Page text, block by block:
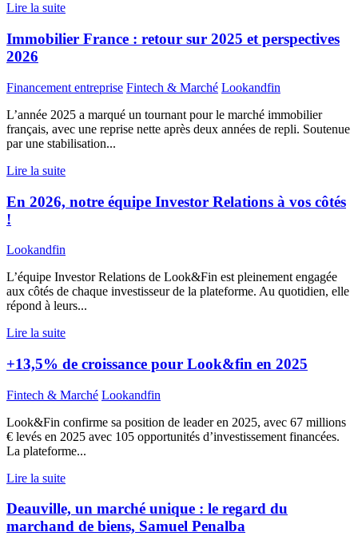
Lire la suite
Immobilier France : retour sur 2025 et perspectives
2026
Financement entreprise Fintech & Marché Lookandfin
L’année 2025 a marqué un tournant pour le marché immobilier
français, avec une reprise nette après deux années de repli. Soutenue
par une stabilisation...
Lire la suite
En 2026, notre équipe Investor Relations à vos côtés
!
Lookandfin
L’équipe Investor Relations de Look&Fin est pleinement engagée
aux côtés de chaque investisseur de la plateforme. Au quotidien, elle
répond à leurs...
Lire la suite
+13,5% de croissance pour Look&fin en 2025
Fintech & Marché Lookandfin
Look&Fin confirme sa position de leader en 2025, avec 67 millions
€ levés en 2025 avec 105 opportunités d’investissement financées.
La plateforme...
Lire la suite
Deauville, un marché unique : le regard du
marchand de biens, Samuel Penalba